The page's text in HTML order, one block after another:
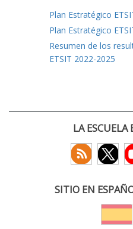
Plan Estratégico
Plan Estratégico
Resumen de los
ETSIT 2022-2025
LA ESCUELA
SITIO EN